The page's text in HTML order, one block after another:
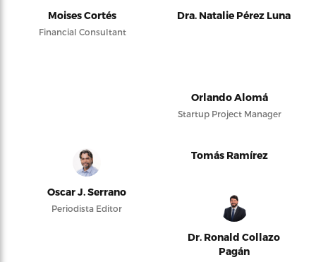
Moises Cortés
Financial Consultant
Dra. Natalie Pérez Luna
Orlando Alomá
Startup Project Manager
Oscar J. Serrano
Periodista Editor
Tomás Ramírez
Dr. Ronald Collazo
Pagán